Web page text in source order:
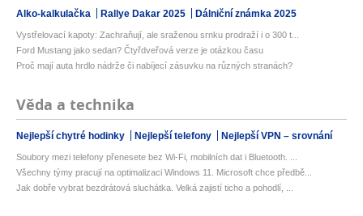
Alko-kalkulačka Rallye Dakar 2025 Dálniční známka 2025
Vystřelovací kapoty: Zachraňují, ale sraženou srnku prodraží i o 300 t...
Ford Mustang jako sedan? Čtyřdveřová verze je otázkou času
Proč mají auta hrdlo nádrže či nabíjecí zásuvku na různých stranách?
Věda a technika
Nejlepší chytré hodinky Nejlepší telefony Nejlepší VPN – srovnání
Soubory mezi telefony přenesete bez Wi-Fi, mobilních dat i Bluetooth. ...
Všechny týmy pracují na optimalizaci Windows 11. Microsoft chce předbě...
Jak dobře vybrat bezdrátová sluchátka. Velká zajistí ticho a pohodlí, ...